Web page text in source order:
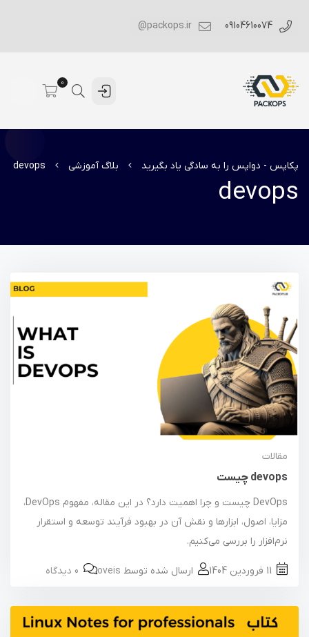
0
پکاپس - دواپس را به سادگی یاد بگیرید بلاگ آموزشی devops
devops
مقالات
devops چیست
DevOps چیست و چرا اهمیت دارد؟ در این مقاله، مفهوم DevOps،
مزایا، اصول، ابزارها و نقش آن در بهبود فرآیند توسعه و استقرار
نرم‌افزار را بررسی می‌کنیم.
ارسال شده توسط oveis 0 دیدگاه